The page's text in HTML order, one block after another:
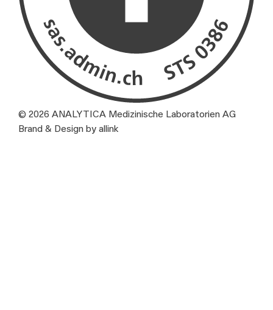
© 2026 ANALYTICA Medizinische Laboratorien AG
Brand & Design by allink